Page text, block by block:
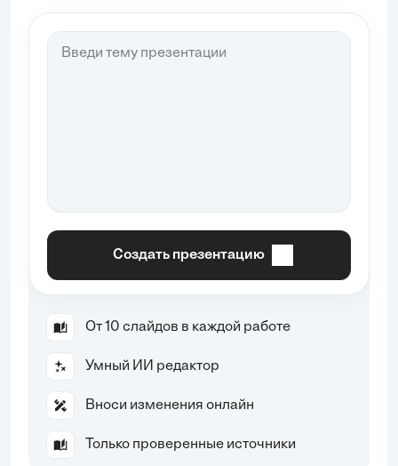
Создать презентацию
От 10 слайдов в каждой работе
Умный ИИ редактор
Вноси изменения онлайн
Только проверенные источники